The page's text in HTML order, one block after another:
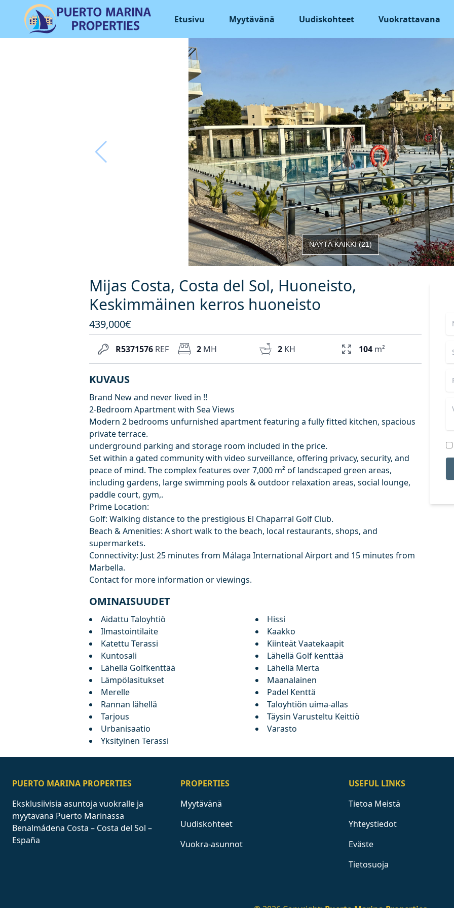
Etusivu Myytävänä Uudiskohteet Vuokrattavana
NÄYTÄ KAIKKI(21)
Mijas Costa, Costa del Sol, Huoneisto,
Keskimmäinen kerros huoneisto
439,000€
R5371576 REF 2 MH 2 KH 104 m²
KUVAUS
Brand New and never lived in !!
2-Bedroom Apartment with Sea Views
Modern 2 bedrooms unfurnished apartment featuring a fully fitted kitchen, spacious
private terrace.
underground parking and storage room included in the price.
Set within a gated community with video surveillance, offering privacy, security, and
peace of mind. The complex features over 7,000 m² of landscaped green areas,
including gardens, large swimming pools & outdoor relaxation areas, social lounge,
paddle court, gym,.
Prime Location:
Golf: Walking distance to the prestigious El Chaparral Golf Club.
Beach & ‌Amenities: ‌A ‌short ‌walk ‌to the beach, local restaurants, ‌shops, ‌and
‌supermarkets.
Connectivity: Just 25 ‌minutes ‌from ‌Málaga ‌International Airport ‌and ‌15 minutes ‌from
‌Marbella.
Contact ‌for ‌more ‌information ‌or ‌viewings.
OMINAISUUDET
Aidattu Taloyhtiö
Hissi
Ilmastointilaite
Kaakko
Katettu Terassi
Kiinteät Vaatekaapit
Kuntosali
Lähellä Golf kenttää
Lähellä Golfkenttää
Lähellä Merta
Lämpölasitukset
Maanalainen
Merelle
Padel Kenttä
Rannan lähellä
Taloyhtiön uima-allas
Tarjous
Täysin Varusteltu Keittiö
Urbanisaatio
Varasto
Yksityinen Terassi
PUERTO MARINA PROPERTIES
Eksklusiivisia asuntoja vuokralle ja
myytävänä Puerto Marinassa
Benalmádena Costa – Costa del Sol –
España
PROPERTIES
Myytävänä
Uudiskohteet
Vuokra-asunnot
USEFUL LINKS
Tietoa Meistä
Yhteystiedot
Eväste
Tietosuoja